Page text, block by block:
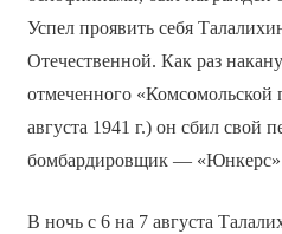
Успел проявить себя
Отечественной. Как раз
отмеченного «Комсомольской
августа 1941 г.) он сбил свой
бомбардировщик —
В ночь с 6 на 7 августа